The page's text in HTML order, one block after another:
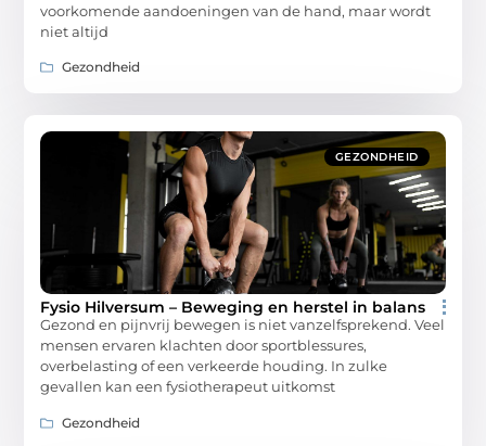
voorkomende aandoeningen van de hand, maar wordt
niet altijd
Gezondheid
GEZONDHEID
Fysio Hilversum – Beweging en herstel in balans
Gezond en pijnvrij bewegen is niet vanzelfsprekend. Veel
mensen ervaren klachten door sportblessures,
overbelasting of een verkeerde houding. In zulke
gevallen kan een fysiotherapeut uitkomst
Gezondheid